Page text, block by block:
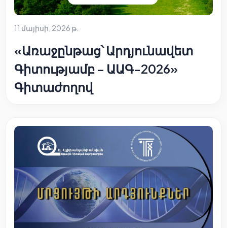
11 մայիսի, 2026 թ.
«Առաջընթաց՝ Արդյունավետ
Գիտությամբ – ԱԱԳ-2026»
Գիտաժողով